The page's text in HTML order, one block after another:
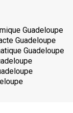
Guadeloupe
Guadeloupe
Guadeloupe